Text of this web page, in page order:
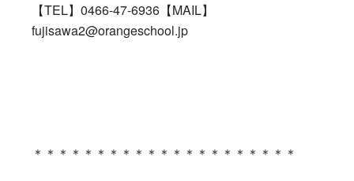
【TEL】0466-47-6936【MAIL】
fujisawa2@orangeschool.jp
＊＊＊＊＊＊＊＊＊＊＊＊＊＊＊＊＊＊＊＊＊